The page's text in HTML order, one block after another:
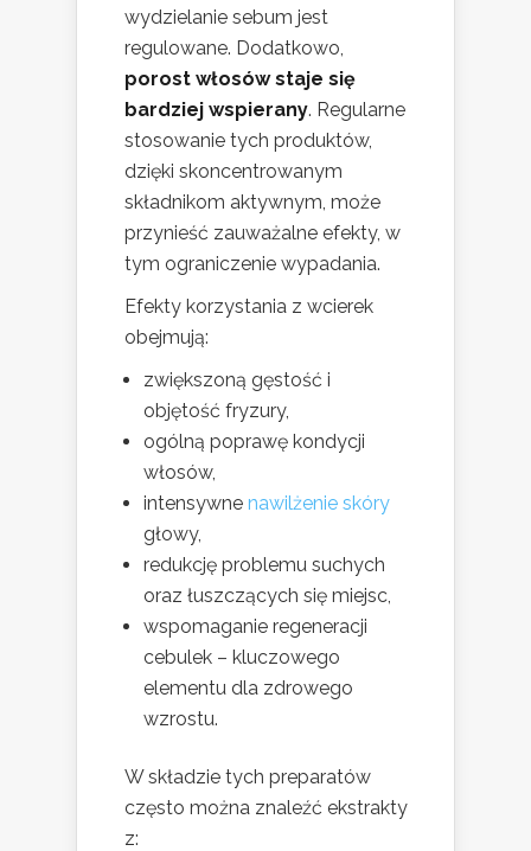
wydzielanie sebum jest
regulowane. Dodatkowo,
porost włosów staje się
bardziej wspierany. Regularne
stosowanie tych produktów,
dzięki skoncentrowanym
składnikom aktywnym, może
przynieść zauważalne efekty, w
tym ograniczenie wypadania.
Efekty korzystania z wcierek
obejmują:
zwiększoną gęstość i
objętość fryzury,
ogólną poprawę kondycji
włosów,
intensywne nawilżenie skóry
głowy,
redukcję problemu suchych
oraz łuszczących się miejsc,
wspomaganie regeneracji
cebulek – kluczowego
elementu dla zdrowego
wzrostu.
W składzie tych preparatów
często można znaleźć ekstrakty
z: